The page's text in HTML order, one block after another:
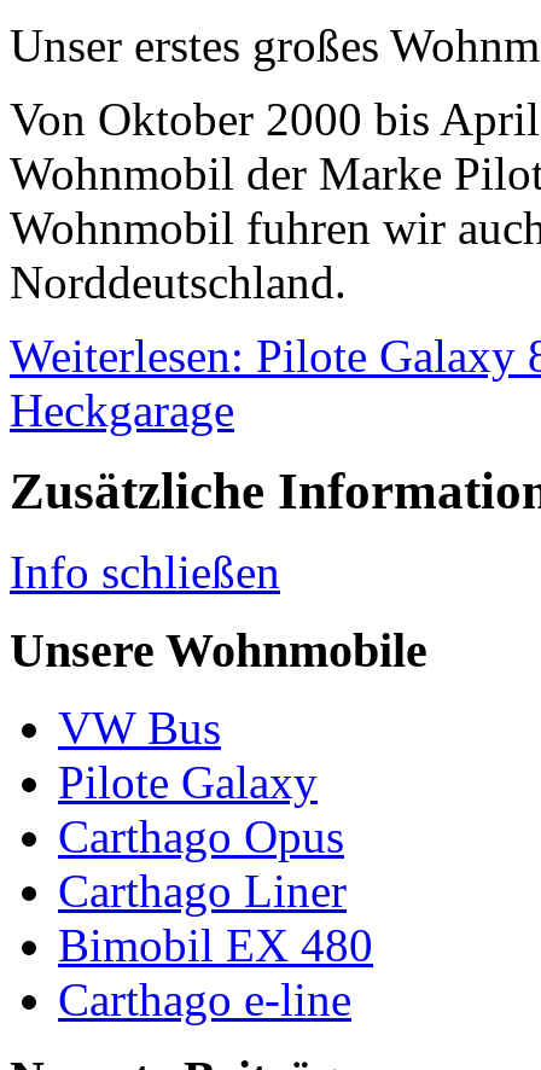
Unser erstes großes
Von Oktober 2000 bis
Wohnmobil der Marke
Wohnmobil fuhren wir
Norddeutschland.
Weiterlesen: Pilote
Heckgarage
Zusätzliche
Info schließen
Unsere Wohnmobile
VW Bus
Pilote Galaxy
Carthago Opus
Carthago Liner
Bimobil EX 480
Carthago e-line